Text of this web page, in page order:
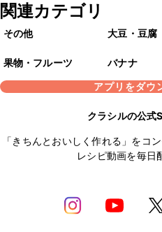
関連カテゴリ
その他 大豆・豆腐
果物・フルーツ バナナ
アプリをダウ
クラシルの公式
「きちんとおいしく作れる」をコ
レシピ動画を毎日